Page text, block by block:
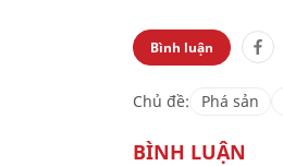
Bình luận
Chủ đề: Phá sản